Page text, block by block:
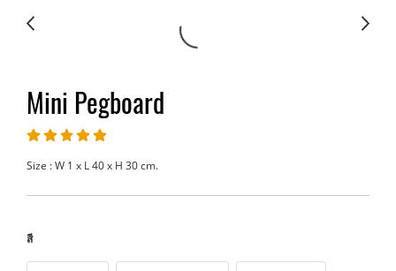
Mini Pegboard
Size : W 1 x L 40 x H 30 cm.
สี